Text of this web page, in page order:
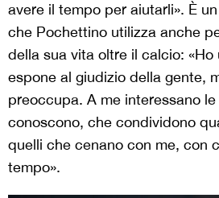
avere il tempo per aiutarli». È
che Pochettino utilizza anche
della sua vita oltre il calcio: «Ho
espone al giudizio della gente,
preoccupa. A me interessano
conoscono, che condividono
quelli che cenano con me, con
tempo».